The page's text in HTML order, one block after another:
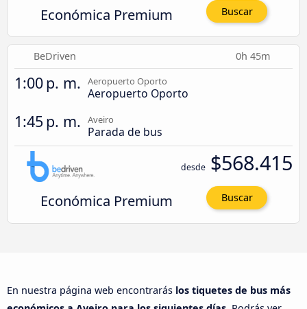
Económica Premium Buscar
BeDriven 0h 45m
1:00 p. m. Aeropuerto Oporto
Aeropuerto Oporto
1:45 p. m. Aveiro
Parada de bus
Económica Premium
desde $568.415
Buscar
En nuestra página web encontrarás los tiquetes de bus más